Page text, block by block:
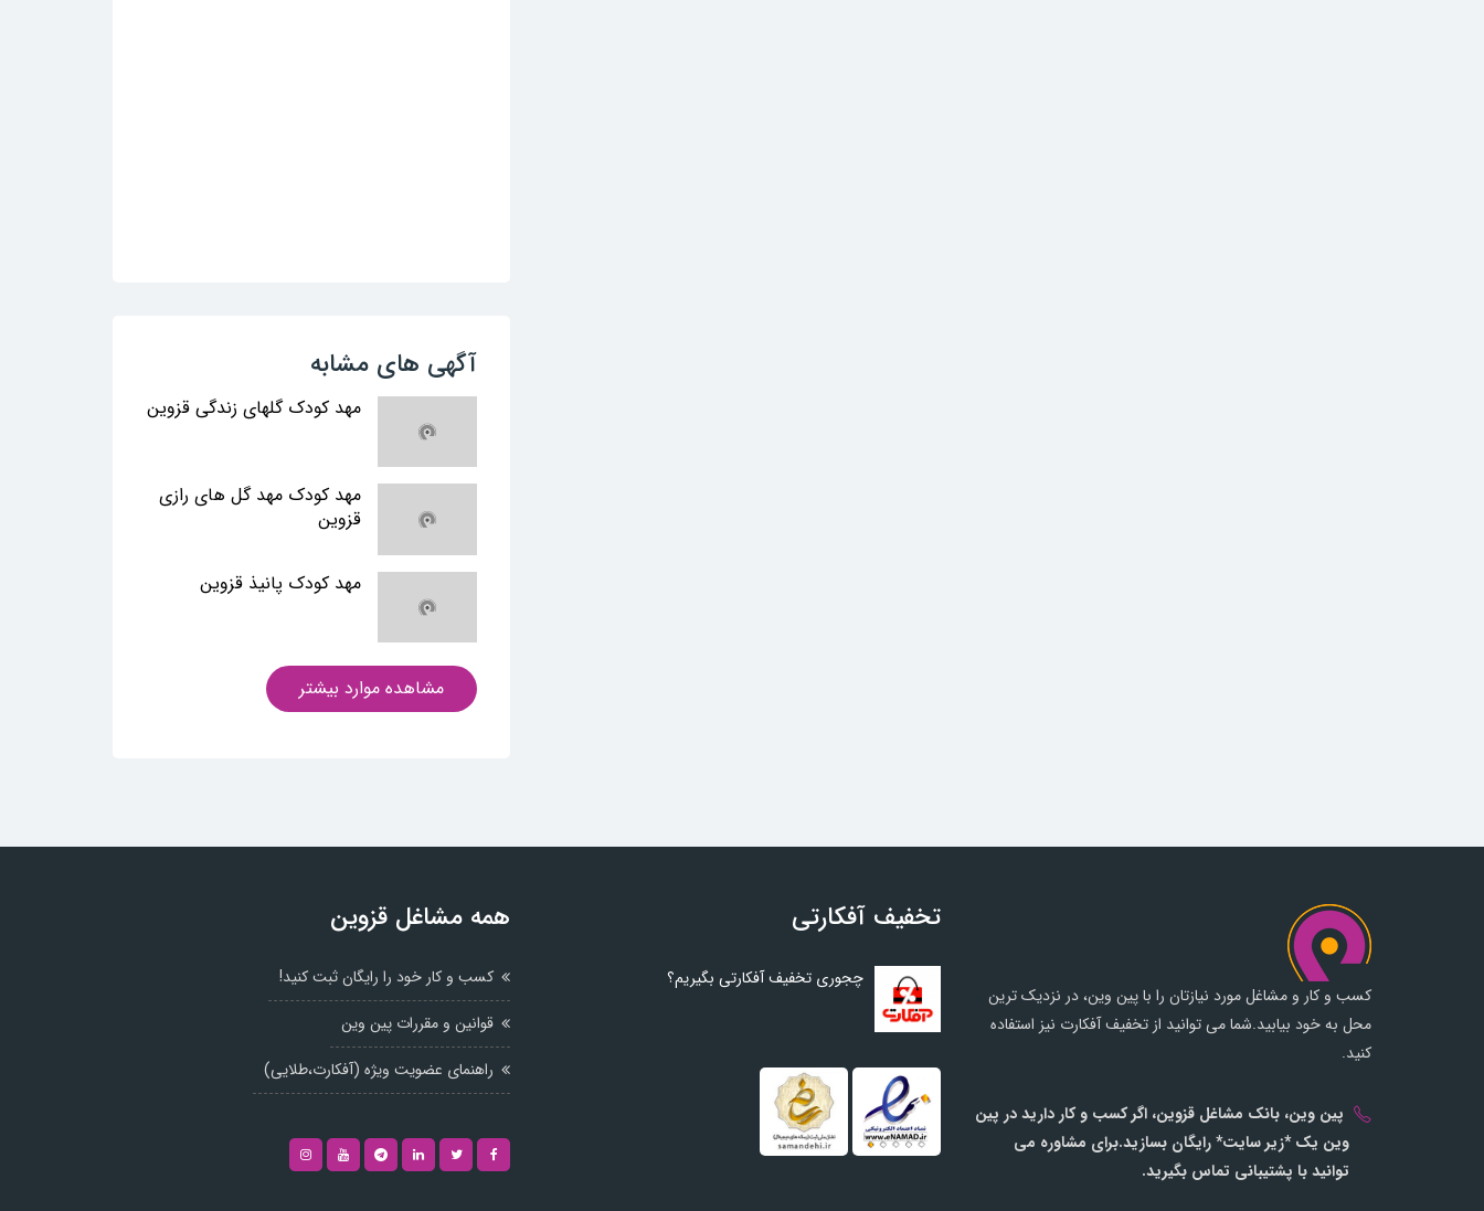
آگهی های مشابه
مهد کودک گلهای زندگی قزوین
مهد کودک مهد گل های رازی
قزوین
مهد کودک پانیذ قزوین
مشاهده موارد بیشتر
کسب و کار و مشاغل مورد نیازتان را با پین وین، در نزدیک ترین
محل به خود بیابید.شما می توانید از تخفیف آفکارت نیز استفاده
کنید.
پین وین، بانک مشاغل قزوین، اگر کسب و کار دارید در پین
وین یک *زیر سایت* رایگان بسازید.برای مشاوره می
توانید با پشتیبانی تماس بگیرید.
تخفیف آفکارتی
چجوری تخفیف آفکارتی بگیریم؟
همه مشاغل قزوین
کسب و کار خود را رایگان ثبت کنید!
قوانین و مقررات پین وین
راهنمای عضویت ویژه (آفکارت،طلایی)